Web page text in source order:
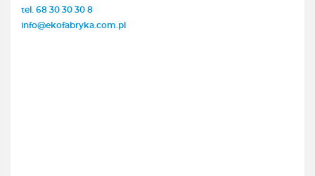
tel. 68 30 30 30 8
info@ekofabryka.com.pl